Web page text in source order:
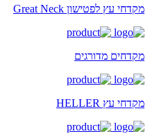
מקדחי עץ לפטישון Great Neck
מקדחים מדורגים
מקדחי עץ HELLER